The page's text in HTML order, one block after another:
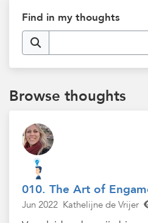
Find in my thoughts
Browse thoughts
010. The Art of
Jun 2022 Kathelijne de Vrijer